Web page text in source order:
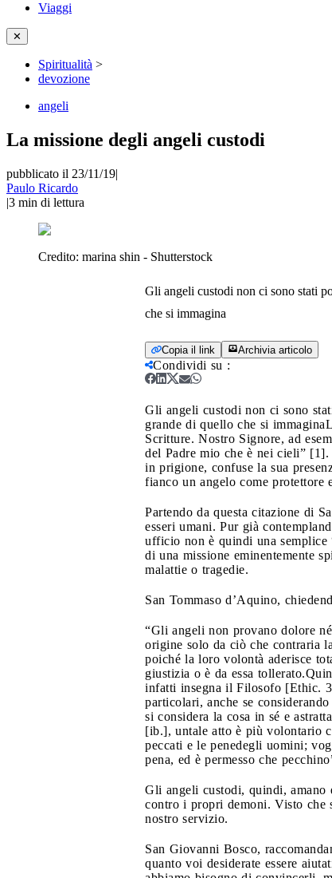
Viaggi
✕
Spiritualità >
devozione
angeli
La missione degli angeli custodi
pubblicato il 23/11/19|
Paulo Ricardo
|3 min di lettura
Credito: marina shin - Shutterstock
Gli angeli custodi non ci sono stati
che si immagina
Copia il link Archivia articolo
Condividi su :
Gli angeli custodi non ci sono
grande di quello che si immagina
Scritture. Nostro Signore, ad
del Padre mio che è nei cieli”
in prigione, confuse la sua
fianco un angelo come protettore
Partendo da questa citazione di
esseri umani. Pur già
ufficio non è quindi una semplice
di una missione eminentemente
malattie o tragedie.
San Tommaso d’Aquino,
“Gli angeli non provano dolore
origine solo da ciò che contraria
poiché la loro volontà aderisce
giustizia o è da essa
infatti insegna il Filosofo [Ethic.
particolari, anche se
si considera la cosa in sé e
[ib.], untale atto è più volontario
peccati e le penedegli uomini;
pena, ed è permesso che
Gli angeli custodi, quindi,
contro i propri demoni. Visto che
nostro servizio.
San Giovanni Bosco,
quanto voi desiderate essere